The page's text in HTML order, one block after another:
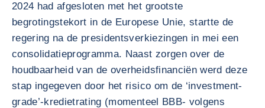
2024 had afgesloten met het grootste
begrotingstekort in de Europese Unie, startte de
regering na de presidentsverkiezingen in mei een
consolidatieprogramma. Naast zorgen over de
houdbaarheid van de overheidsfinanciën werd deze
stap ingegeven door het risico om de ‘investment-
grade’-kredietrating (momenteel BBB- volgens